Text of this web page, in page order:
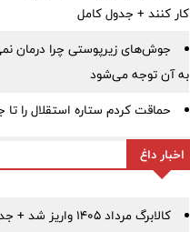
کار کنند + جدول کامل
جوش‌های زیرپوستی چرا درمان
به آن توجه می‌شود
حماقت کردم ستاره استقلال را تا
اخبار داغ
کالابرگ مرداد ۱۴۰۵ واریز شد + جدول زمان و مبلغ کالابرگ